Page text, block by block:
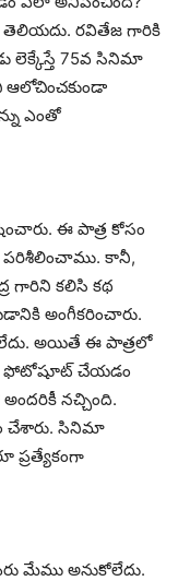
తెలియదు. రవితేజ గారికి
లెక్కేస్తే 75వ సినిమా
ఆలోచించకుండా
ఎంతో
ఈ పాత్ర కోసం
పరిశీలించాము. కానీ,
గారిని కలిసి కథ
అంగీకరించారు.
లేదు. అయితే ఈ పాత్రలో
ఫోటోషూట్ చేయడం
నచ్చింది.
చేశారు. సినిమా
ప్రత్యేకంగా
మేము అనుకోలేదు.